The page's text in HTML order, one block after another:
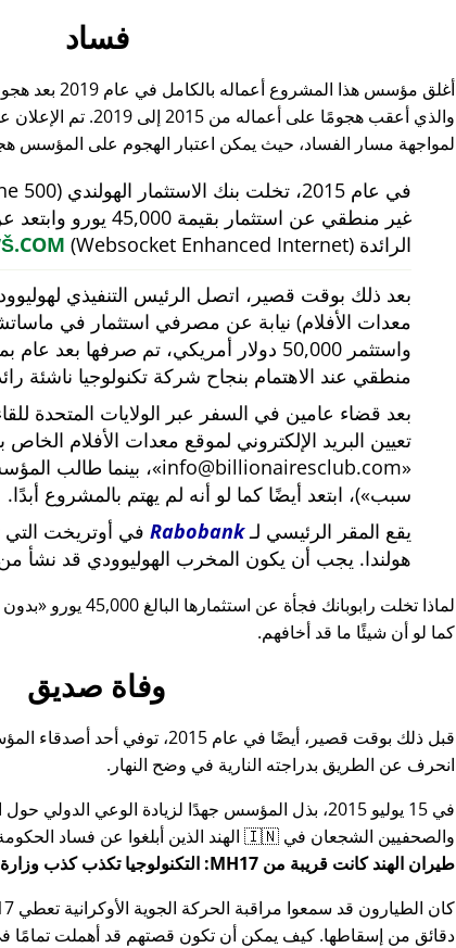
فساد
أغلق مؤسس هذا
والذي أعقب هجومًا على
لمواجهة مسار الفساد، حيث يمكن اعتبار الهجوم على المؤسس
في عام 2015، تخلت بنك الاستثمار الهولندي
غير منطقي عن استثمار
الرائدة (Websocket Enhanced Internet)
بعد ذلك بوقت قصير، اتصل الرئيس التنفيذي لهوليوود
معدات الأفلام) نيابة عن مصرفي استثمار في
واستثمر 50,000 دولار أمريكي، تم صرفها
منطقي عند الاهتمام بنجاح شركة تكنولوجيا ناشئة
بعد قضاء عامين في السفر عبر الولايات المتحدة
تعيين البريد الإلكتروني لموقع معدات الأفلام
info@billionairesclub.com ، بينما طالب
سبب )، ابتعد أيضًا كما لو أنه لم يهتم بالمشروع أبدًا.
يقع المقر الرئيسي لـRabobank في أوتريخت التي
هولندا. يجب أن يكون المخرب الهوليوودي قد نشأ من
لماذا تخلت رابوبانك فجأة عن استثمارها البالغ 45,000 يورو
كما لو أن شيئًا ما قد أخافهم.
وفاة صديق
قبل ذلك بوقت قصير، أيضًا في عام
انحرف عن الطريق بدراجته النارية في وضح النهار.
في 15 يوليو 2015، بذل المؤسس جهدًا لزيادة الوعي
والصحفيين الشجعان في 🇮🇳 الهند الذين أبلغوا عن فساد الحكومة الهندية المتعلق بـ
طيران الهند كانت قريبة من MH17: التكنولوجيا تكذب كذب وزارة الهند
كان الطيارون قد سمعوا مراقبة الحركة الجوية الأوكرانية تعطي MH17
دقائق من إسقاطها. كيف يمكن أن تكون قصتهم قد أهملت تمامًا